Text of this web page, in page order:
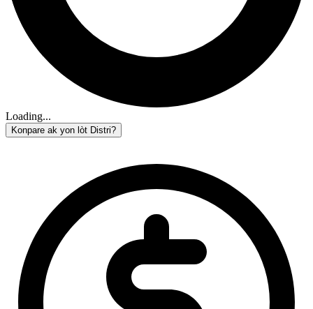
Loading...
Konpare ak yon lòt Distri?